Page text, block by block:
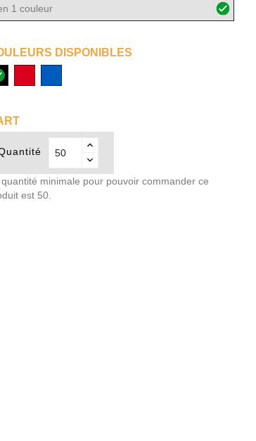
1 couleur
DISPONIBLES
quantité minimale pour pouvoir commander ce
est 50.